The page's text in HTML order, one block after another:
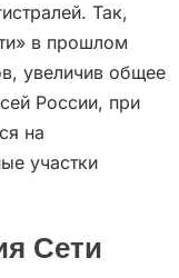
Так,
в прошлом
увеличив общее
России, при
на
участки
Сети